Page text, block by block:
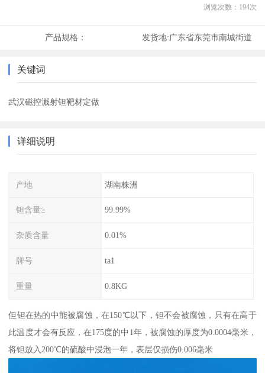
浏览次数： 194次
产品规格： 发货地:广东省东莞市南城街道
关键词
武汉磁控溅射钽靶材定做
详细说明
产地 湖南株洲
钽含量≥ 99.99%
杂质含量 0.01%
牌号 ta1
重量 0.8KG
但钽在热的中能被腐蚀，在150℃以下，钽不会被腐蚀，只有在高于
此温度才会有反应，在175度的中1年，被腐蚀的厚度为0.0004毫米，
将钽放入200℃的硫酸中浸泡一年，表层仅损伤0.006毫米